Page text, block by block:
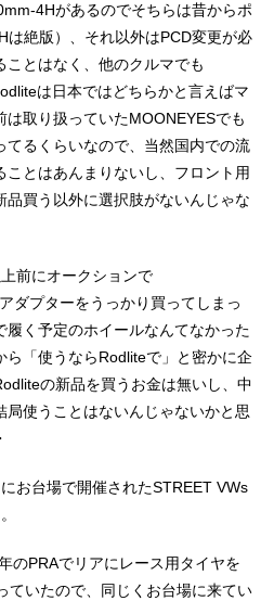
4Hがあるのでそちらは昔からポ
は絶版）、それ以外はPCD変更が必
とはなく、他のクルマでも
は日本ではどちらかと言えばマ
取り扱っていたMOONEYESでも
てるくらいなので、当然国内での流
とはあんまりないし、フロント用
買う以外に選択肢がないんじゃな
前にオークションで
ダプターをうっかり買ってしまっ
履く予定のホイールなんてなかった
ら「使うならRodliteで」と密かに企
の新品を買うお金は無いし、中
使うことはないんじゃないかと思
お台場で開催されたSTREET VWs
のPRAでリアにレース用タイヤを
ていたので、同じくお台場に来てい